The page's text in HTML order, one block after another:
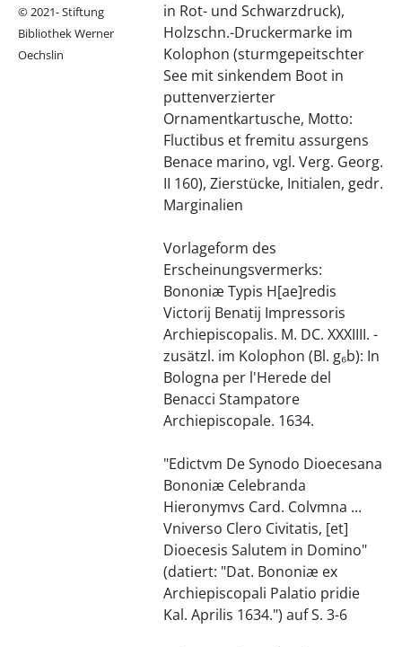
© 2021- Stiftung
Bibliothek Werner
Oechslin
in Rot- und Schwarzdruck),
Holzschn.-Druckermarke im
Kolophon (sturmgepeitschter
See mit sinkendem Boot in
puttenverzierter
Ornamentkartusche, Motto:
Fluctibus et fremitu assurgens
Benace marino, vgl. Verg. Georg.
II 160), Zierstücke, Initialen, gedr.
Marginalien
Vorlageform des
Erscheinungsvermerks:
Bononiæ Typis H[ae]redis
Victorij Benatij Impressoris
Archiepiscopalis. M. DC. XXXIIII. -
zusätzl. im Kolophon (Bl. g₆b): In
Bologna per l'Herede del
Benacci Stampatore
Archiepiscopale. 1634.
"Edictvm De Synodo Dioecesana
Bononiæ Celebranda
Hieronymvs Card. Colvmna ...
Vniverso Clero Civitatis, [et]
Dioecesis Salutem in Domino"
(datiert: "Dat. Bononiæ ex
Archiepiscopali Palatio pridie
Kal. Aprilis 1634.") auf S. 3-6